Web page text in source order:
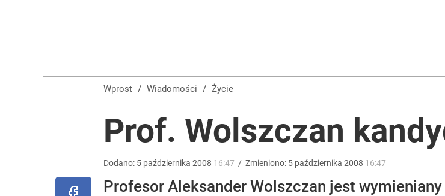
To największa siła reprezentacji Polski. Reszta świata patrzy z podziwem
Wprost / Wiadomości / Życie
Prof. Wolszczan
Dodano: 5 października 2008 16:47 / Zmieniono: 5 października 2008 16:47
Profesor Aleksander Wolszczan jest